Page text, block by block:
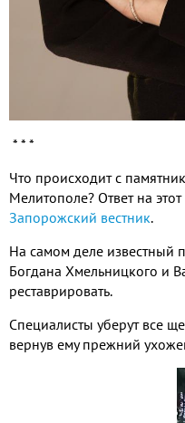
* * *
Что происходит с
Мелитополе? Ответ на
Запорожский вестник.
На самом деле известный
Богдана Хмельницкого и
реставрировать.
Специалисты уберут все
вернув ему прежний